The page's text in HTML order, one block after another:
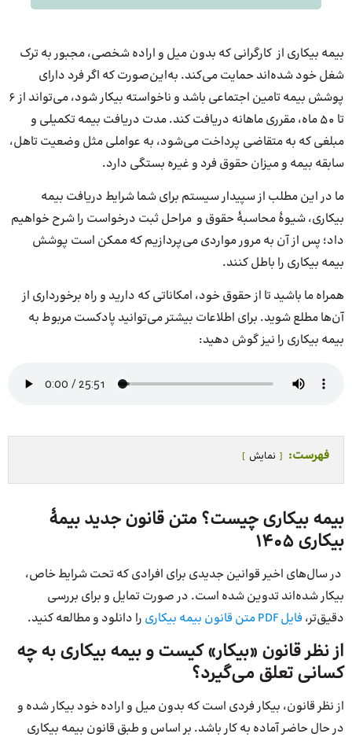
بیمه بیکاری از کارگرانی که بدون میل و اراده شخصی، مجبور به ترک
شغل خود شده‌اند حمایت می‌کند. به‌این‌صورت که اگر فرد دارای
پوشش بیمه تامین اجتماعی باشد و ناخواسته بیکار شود، می‌تواند از 6
تا 50 ماه، مقرری ماهانه دریافت کند. مدت دریافت بیمه تکمیلی و
مبلغی که به متقاضی پرداخت می‌شود، به عواملی مثل وضعیت تاهل،
سابقه بیمه و میزان حقوق فرد و غیره بستگی دارد.
ما در این مطلب از سپیدار سیستم برای شما شرایط دریافت بیمه
بیکاری، شیوۀ محاسبۀ حقوق و مراحل ثبت درخواست را شرح خواهیم
داد؛ پس از آن به مرور مواردی می‌پردازیم که ممکن است پوشش
بیمه بیکاری را باطل کنند.
همراه ما باشید تا از حقوق خود، امکاناتی که دارید و راه برخورداری از
آن‌‌ها مطلع شوید. برای اطلاعات بیشتر می‌توانید پادکست مربوط به
بیمه بیکاری را نیز گوش دهید:
فهرست: نمایش
بیمه بیکاری چیست؟ متن قانون جدید بیمۀ
بیکاری 1405
در سال‌های اخیر قوانین جدیدی برای افرادی که تحت شرایط خاص،
بیکار شده‌اند تدوین شده است. در صورت تمایل و برای بررسی
دقیق‌تر، فایل PDF متن قانون بیمه بیکاری را دانلود و مطالعه کنید.
از نظر قانون «بیکار» کیست و بیمه بیکاری به چه
کسانی تعلق می‌گیرد؟
از نظر قانون، بیکار فردی است که بدون میل و اراده خود بیکار شده و
در حال حاضر آماده به کار باشد. بر اساس و طبق قانون بیمه بیکاری